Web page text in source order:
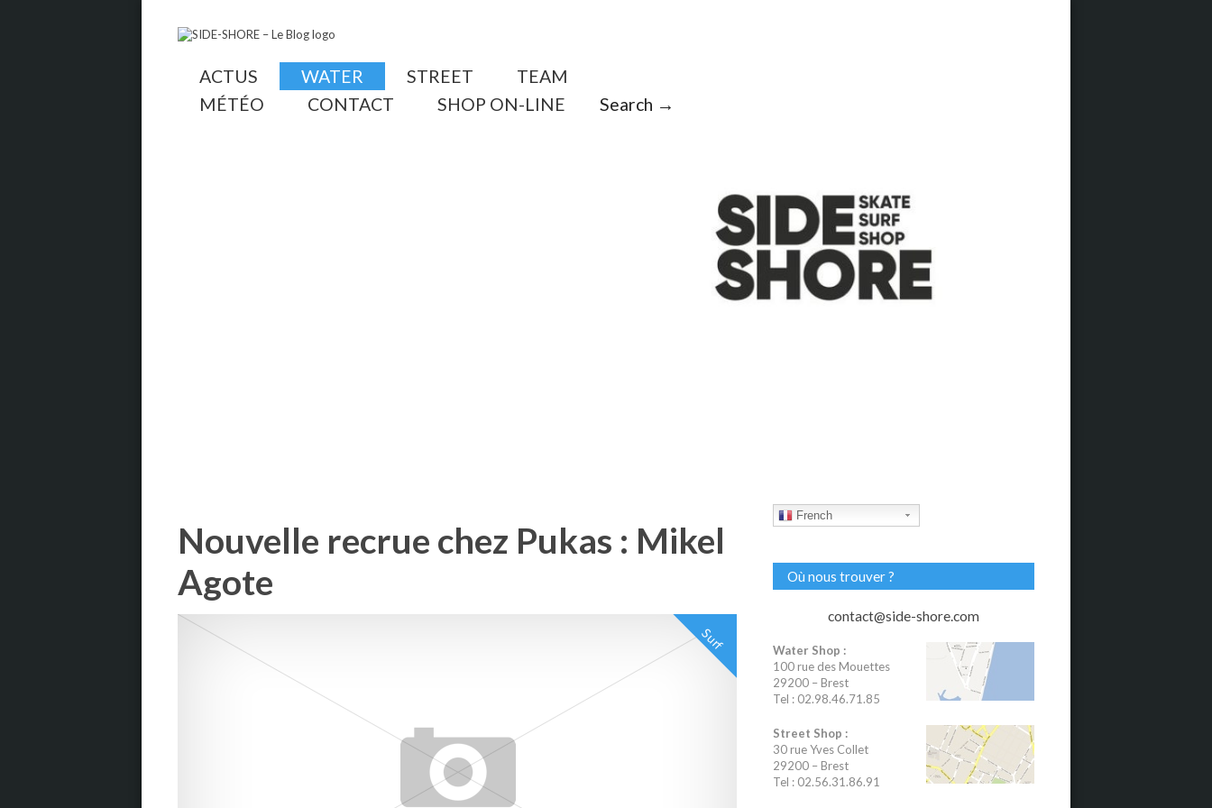
ACTUS WATER STREET
TEAM
MÉTÉO
CONTACT SHOP ON-LINE Search →
Nouvelle recrue chez Pukas : Mikel
Agote
Surf
French
Où nous trouver ?
contact@side-shore.com
Water Shop :
100 rue des Mouettes
29200 – Brest
Tel : 02.98.46.71.85
Street Shop :
30 rue Yves Collet
29200 – Brest
Tel : 02.56.31.86.91